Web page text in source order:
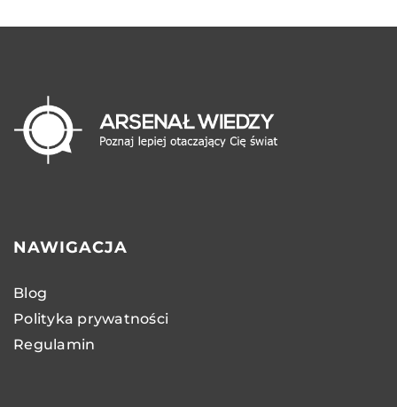
NAWIGACJA
Blog
Polityka prywatności
Regulamin